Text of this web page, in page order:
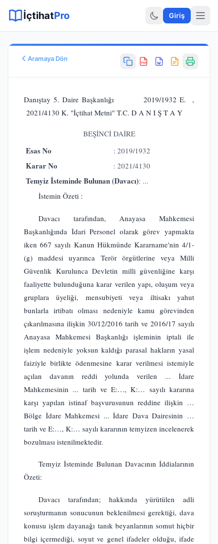
Hukuki Araçlar
İçtihatPro Giriş
Aramaya Dön
PDF
Karar No
2021/4130
Karar Sonucu
ONANMASINA
Hukuk Alanı
İdare Hukuku
Danıştay 5. Daire Başkanlığı 2019/1932 E. ,
2021/4130 K. "İçtihat Metni" T.C. D A N I Ş T A Y
BEŞİNCİ DAİRE
Esas No : 2019/1932
Karar No : 2021/4130
Temyiz İsteminde Bulunan (Davacı): ...
İstemin Özeti :
Davacı tarafından, Anayasa Mahkemesi
Başkanlığında İdari Personel olarak görev yapmakta
iken 667 sayılı Kanun Hükmünde Kararname'nin 4/1-
(g) maddesi uyarınca Terör örgütlerine veya Milli
Güvenlik Kurulunca Devletin milli güvenliğine karşı
faaliyette bulunduğuna karar verilen yapı, oluşum veya
gruplara üyeliği, mensubiyeti veya iltisakı yahut
bunlarla irtibatı olması nedeniyle kamu görevinden
çıkarılmasına ilişkin 30/12/2016 tarih ve 2016/17 sayılı
Anayasa Mahkemesi Başkanlığı işleminin iptali ile
işlem nedeniyle yoksun kaldığı parasal hakların yasal
faiziyle birlikte ödenmesine karar verilmesi istemiyle
açılan davanın reddi yolunda verilen ... İdare
Mahkemesinin ... tarih ve E:…, K:… sayılı kararına
karşı yapılan istinaf başvurusunun reddine ilişkin …
Bölge İdare Mahkemesi ... İdare Dava Dairesinin …
tarih ve E:…, K:… sayılı kararının temyizen incelenerek
bozulması istenilmektedir.
Temyiz İsteminde Bulunan Davacının İddialarının
Özeti:
Davacı tarafından; hakkında yürütülen adli
soruşturmanın sonucunun beklenilmesi gerektiği, dava
konusu işlem dayanağı tanık beyanlarının somut hiçbir
bilgi içermediği, soyut ve genel ifadeler olduğu, ifade